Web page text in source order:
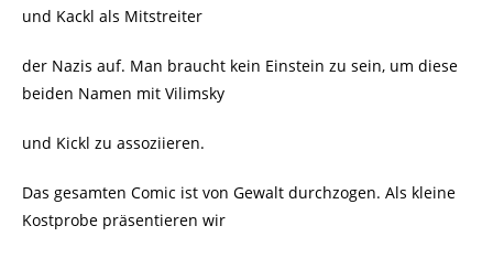
und Kackl als Mitstreiter
der Nazis auf. Man braucht kein Einstein zu sein, um diese
beiden Namen mit Vilimsky
und Kickl zu assoziieren.
Das gesamten Comic ist von Gewalt durchzogen. Als kleine
Kostprobe präsentieren wir